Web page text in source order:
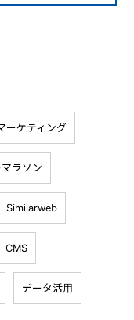
ーケティング
ラソン
Similarweb
CMS
データ活用